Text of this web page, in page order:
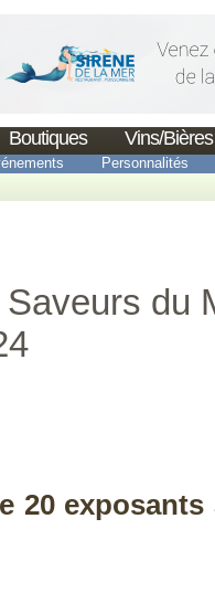
Boutiques Vins/Bières
Personnalités
du
20